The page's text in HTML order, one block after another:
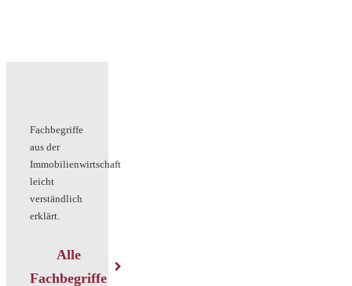
Fachbegriffe
aus der
Immobilienwirtschaft
leicht
verständlich
erklärt.
Alle
Fachbegriffe